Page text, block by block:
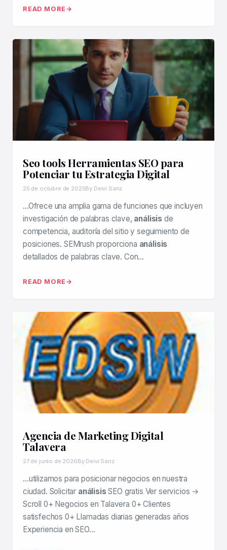
READ MORE
Seo tools Herramientas SEO para
Potenciar tu Estrategia Digital
25 de octubre de 2025By Deivi Sanz
…Ofrece una amplia gama de funciones que incluyen
investigación de palabras clave, análisis de
competencia, auditoría del sitio y seguimiento de
posiciones. SEMrush proporciona análisis
detallados de palabras clave. Con…
READ MORE
Agencia de Marketing Digital
Talavera
27 de junio de 2026By Deivi Sanz
…utilizamos para posicionar negocios en nuestra
ciudad. Solicitar análisisSEO gratis Ver servicios →
Scroll 0+ Negocios en Talavera 0+ Clientes
satisfechos 0+ Llamadas diarias generadas años
Experiencia en SEO…